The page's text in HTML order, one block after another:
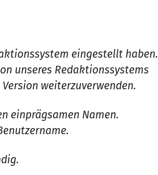
eingestellt haben.
unseres Redaktionssystems
weiterzuverwenden.
einprägsamen Namen.